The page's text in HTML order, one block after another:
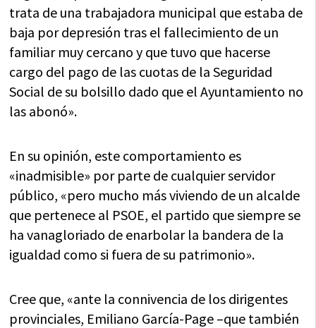
trata de una trabajadora municipal que estaba de
baja por depresión tras el fallecimiento de un
familiar muy cercano y que tuvo que hacerse
cargo del pago de las cuotas de la Seguridad
Social de su bolsillo dado que el Ayuntamiento no
las abonó».
En su opinión, este comportamiento es
«inadmisible» por parte de cualquier servidor
público, «pero mucho más viviendo de un alcalde
que pertenece al PSOE, el partido que siempre se
ha vanagloriado de enarbolar la bandera de la
igualdad como si fuera de su patrimonio».
Cree que, «ante la connivencia de los dirigentes
provinciales, Emiliano García-Page –que también